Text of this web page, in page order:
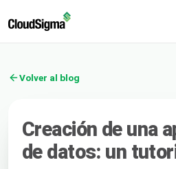
Volver al blog
Creación de una
de datos: un